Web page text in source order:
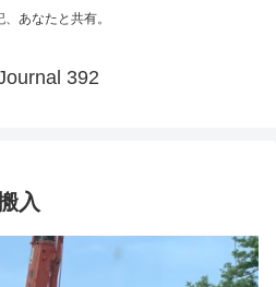
あなたと共有。
392
入